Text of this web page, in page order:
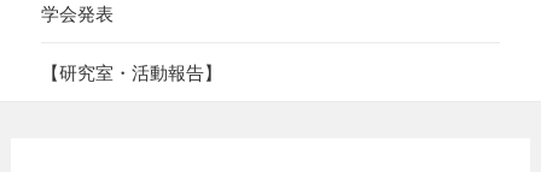
学会発表
【研究室・活動報告】